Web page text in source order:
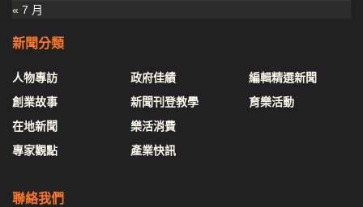
« 7 月
新聞分類
人物專訪
創業故事
在地新聞
專家觀點
政府佳績
新聞刊登教學
樂活消費
產業快訊
編輯精選新聞
育樂活動
聯絡我們